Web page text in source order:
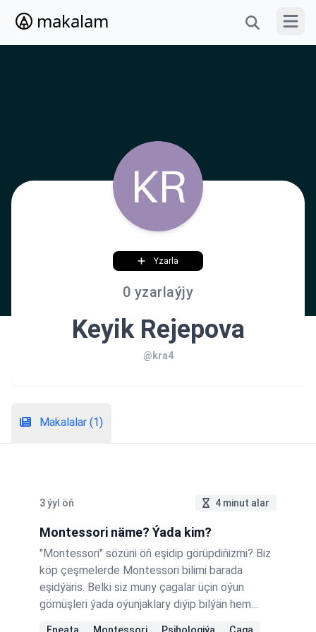
makalam
Yzarla
0 yzarlaýjy
Keyik Rejepova
@kra4
Makalalar (1)
3 ýyl öň 4 minut alar
Montessori näme? Ýada kim?
"Montessori" sözüni öň eşidip görüpdiňizmi? Biz
köp çeşmelerde Montessori bilimi barada
eşidýäris. Belki siz muny çagalar üçin oýun
görnüşleri ýada oýunjaklary diýip bilýän hem